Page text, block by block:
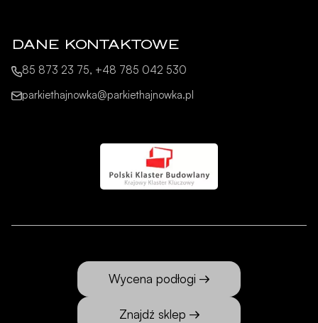
DANE KONTAKTOWE
85 873 23 75, +48 785 042 530
parkiethajnowka@parkiethajnowka.pl
Wycena podłogi
Znajdź sklep